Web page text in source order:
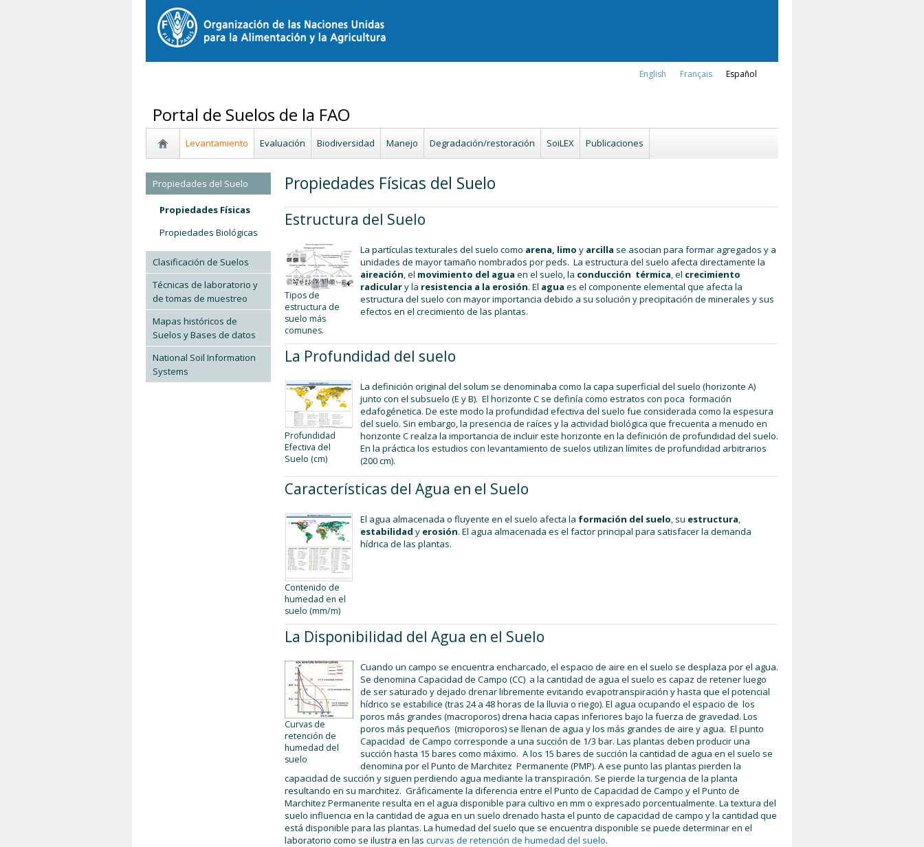
English Français Español
Portal de Suelos de la FAO
Levantamiento Evaluación Biodiversidad Manejo Degradación/restoración SoiLEX Publicaciones
Propiedades del Suelo
Propiedades Físicas
Propiedades Biológicas
Clasificación de Suelos
Técnicas de laboratorio y
de tomas de muestreo
Mapas históricos de
Suelos y Bases de datos
National Soil Information
Systems
Propiedades Físicas del Suelo
Estructura del Suelo
Tipos de
estructura de
suelo más
comunes.
La partículas texturales del suelo como arena, limo y arcilla se asocian para formar agregados y a
unidades de mayor tamaño nombrados por peds. La estructura del suelo afecta directamente la
aireación, el movimiento del agua en el suelo, la conducción térmica, el crecimiento
radiculary la resistencia a la erosión. El agua es el componente elemental que afecta la
estructura del suelo con mayor importancia debido a su solución y precipitación de minerales y sus
efectos en el crecimiento de las plantas.
La Profundidad del suelo
Profundidad
Efectiva del
Suelo (cm)
La definición original del solum se denominaba como la capa superficial del suelo (horizonte A)
junto con el subsuelo (E y B). El horizonte C se definía como estratos con poca formación
edafogénetica. De este modo la profundidad efectiva del suelo fue considerada como la espesura
del suelo. Sin embargo, la presencia de raíces y la actividad biológica que frecuenta a menudo en
horizonte C realza la importancia de incluir este horizonte en la definición de profundidad del suelo.
En la práctica los estudios con levantamiento de suelos utilizan límites de profundidad arbitrarios
(200 cm).
Características del Agua en el Suelo
Contenido de
humedad en el
suelo (mm/m)
El agua almacenada o fluyente en el suelo afecta la formación del suelo, su estructura,
estabilidad y erosión. El agua almacenada es el factor principal para satisfacer la demanda
hídrica de las plantas.
La Disponibilidad del Agua en el Suelo
Curvas de
retención de
humedad del
suelo
Cuando un campo se encuentra encharcado, el espacio de aire en el suelo se desplaza por el agua.
Se denomina Capacidad de Campo (CC) a la cantidad de agua el suelo es capaz de retener luego
de ser saturado y dejado drenar libremente evitando evapotranspiración y hasta que el potencial
hídrico se estabilice (tras 24 a 48 horas de la lluvia o riego). El agua ocupando el espacio de los
poros más grandes (macroporos) drena hacia capas inferiores bajo la fuerza de gravedad. Los
poros más pequeños (microporos) se llenan de agua y los más grandes de aire y agua. El punto
Capacidad de Campo corresponde a una succión de 1/3 bar. Las plantas deben producir una
succión hasta 15 bares como máximo. A los 15 bares de succión la cantidad de agua en el suelo se
denomina por el Punto de Marchitez Permanente (PMP). A ese punto las plantas pierden la
capacidad de succión y siguen perdiendo agua mediante la transpiración. Se pierde la turgencia de la planta
resultando en su marchitez. Gráficamente la diferencia entre el Punto de Capacidad de Campo y el Punto de
Marchitez Permanente resulta en el agua disponible para cultivo en mm o expresado porcentualmente. La textura del
suelo influencia en la cantidad de agua en un suelo drenado hasta el punto de capacidad de campo y la cantidad que
está disponible para las plantas. La humedad del suelo que se encuentra disponible se puede determinar en el
laboratorio como se ilustra en las curvas de retención de humedad del suelo.